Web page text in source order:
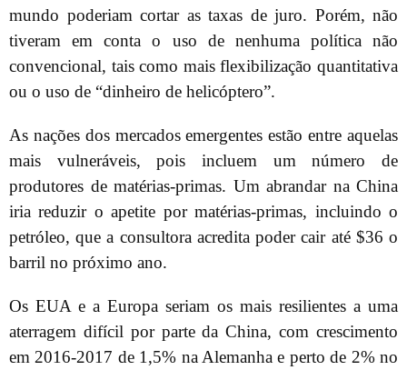
mundo poderiam cortar as taxas de juro. Porém, não
tiveram em conta o uso de nenhuma política não
convencional, tais como mais flexibilização quantitativa
ou o uso de “dinheiro de helicóptero”.
As nações dos mercados emergentes estão entre aquelas
mais vulneráveis, pois incluem um número de
produtores de matérias-primas. Um abrandar na China
iria reduzir o apetite por matérias-primas, incluindo o
petróleo, que a consultora acredita poder cair até $36 o
barril no próximo ano.
Os EUA e a Europa seriam os mais resilientes a uma
aterragem difícil por parte da China, com crescimento
em 2016-2017 de 1,5% na Alemanha e perto de 2% no